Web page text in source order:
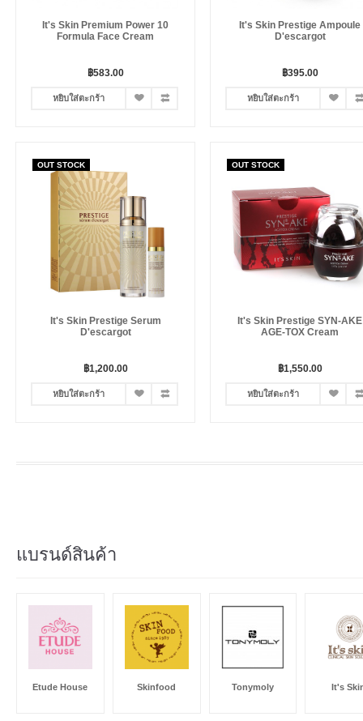
It's Skin Premium Power 10
Formula Face Cream
฿583.00
หยิบใส่ตะกร้า
It's Skin Prestige Ampoule
D'escargot
฿395.00
หยิบใส่ตะกร้า
OUT STOCK
It's Skin Prestige Serum
D'escargot
฿1,200.00
หยิบใส่ตะกร้า
OUT STOCK
It's Skin Prestige SYN-AKE
AGE-TOX Cream
฿1,550.00
หยิบใส่ตะกร้า
แบรนด์สินค้า
Etude House Skinfood Tonymoly It's